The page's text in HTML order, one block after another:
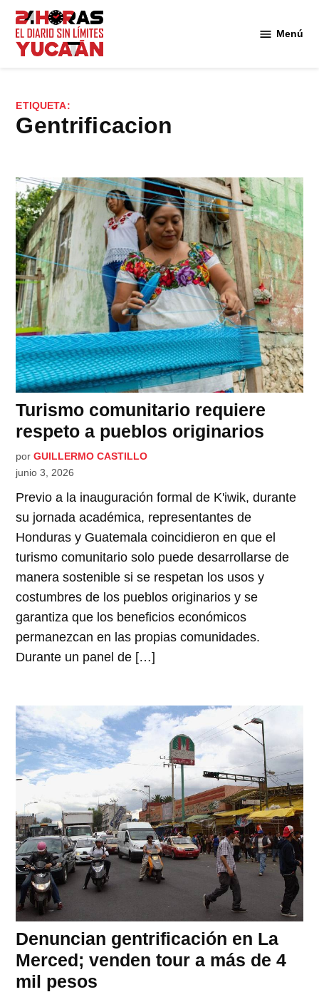
Saltar
contenido
Menú
ETIQUETA:
gentrificacion
Turismo comunitario requiere
respeto a pueblos originarios
por GUILLERMO CASTILLO
junio 3, 2026
Previo a la inauguración formal de K'iwik, durante
su jornada académica, representantes de
Honduras y Guatemala coincidieron en que el
turismo comunitario solo puede desarrollarse de
manera sostenible si se respetan los usos y
costumbres de los pueblos originarios y se
garantiza que los beneficios económicos
permanezcan en las propias comunidades.
Durante un panel de […]
Denuncian gentrificación en La
Merced; venden tour a más de 4
mil pesos